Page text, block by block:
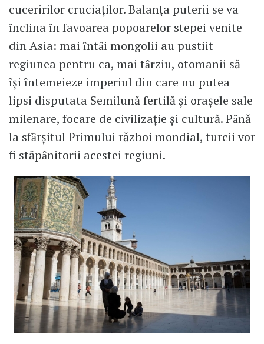
cuceririlor cruciaţilor. Balanţa puterii se va
ȋnclina ȋn favoarea popoarelor stepei venite
din Asia: mai ȋntȃi mongolii au pustiit
regiunea pentru ca, mai tȃrziu, otomanii să
ȋşi ȋntemeieze imperiul din care nu putea
lipsi disputata Semilună fertilă şi oraşele sale
milenare, focare de civilizaţie şi cultură. Pȃnă
la sfȃrşitul Primului război mondial, turcii vor
fi stăpȃnitorii acestei regiuni.